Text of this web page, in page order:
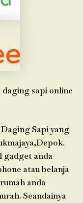
sapi online
Sapi yang
gadget anda
atau belanja
anda
Seandainya